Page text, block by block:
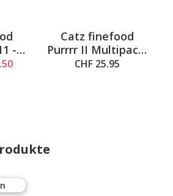
-
&
Catz finefood
Purrrr II Multipack,
2x80g & 10x85g
CHF 25.95